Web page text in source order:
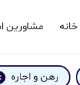
خانه مشاورین
رهن و اجاره